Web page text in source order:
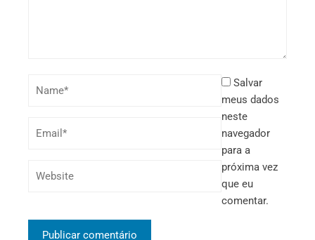
Salvar
meus dados
neste
navegador
para a
próxima vez
que eu
comentar.